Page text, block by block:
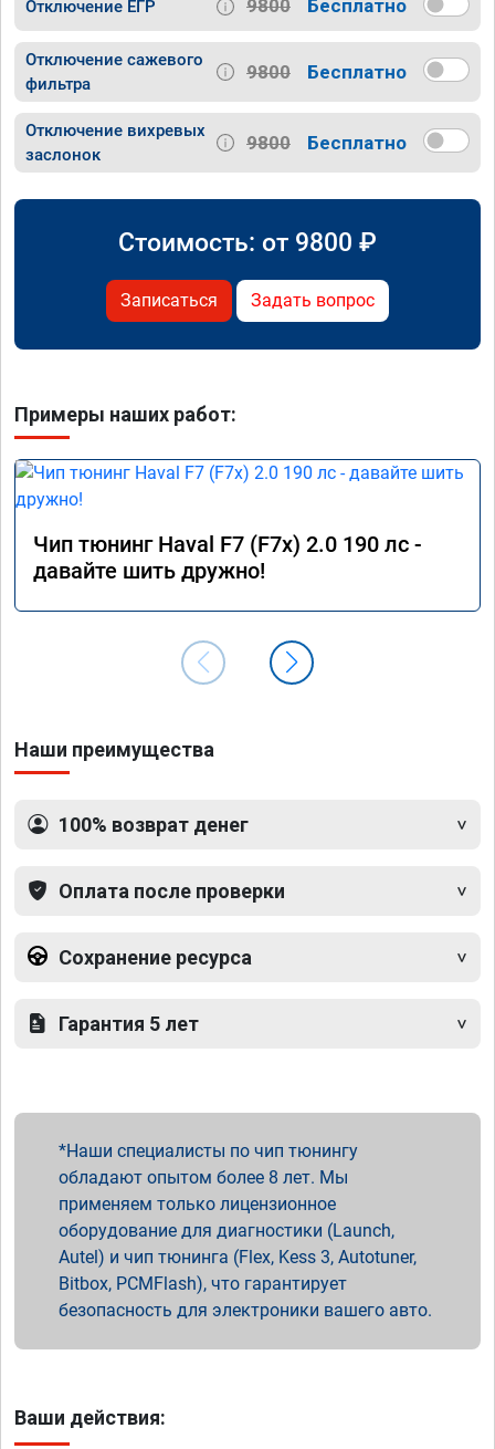
Отключение ЕГР 9800 Бесплатно
Отключение сажевого
фильтра
9800 Бесплатно
Отключение вихревых
заслонок
9800 Бесплатно
Стоимость: от 9800 ₽
Записаться Задать вопрос
Примеры наших работ:
Чип тюнинг Haval F7 (F7x) 2.0 190 лс -
давайте шить дружно!
Наши преимущества
100% возврат денег
Оплата после проверки
Сохранение ресурса
Гарантия 5 лет
Наши специалисты по чип тюнингу
обладают опытом более 8 лет. Мы
применяем только лицензионное
оборудование для диагностики (Launch,
Autel) и чип тюнинга (Flex, Kess 3, Autotuner,
Bitbox, PCMFlash), что гарантирует
безопасность для электроники вашего авто.
Ваши действия: